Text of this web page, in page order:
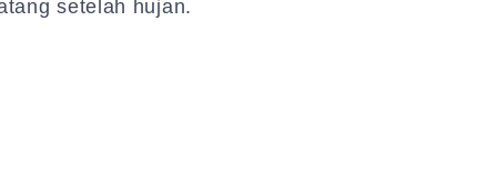
setelah hujan.